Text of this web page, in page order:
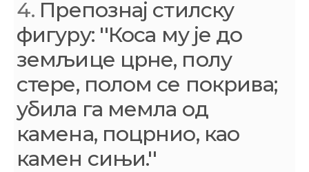
4. Препознај стилску
фигуру: ''Коса му је до
земљице црне, полу
стере, полом се покрива;
убила га мемла од
камена, поцрнио, као
камен сињи.''